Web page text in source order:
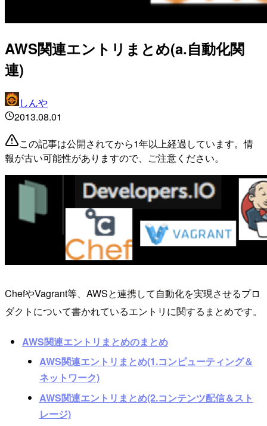
AWS関連エントリまとめ(a.自動化関
連)
しんや
2013.08.01
この記事は公開されてから1年以上経過しています。情
報が古い可能性がありますので、ご注意ください。
ChefやVagrant等、AWSと連携して自動化を実現させるプロ
ダクトについて書かれているエントリに関するまとめです。
AWS関連エントリまとめのまとめ
AWS関連エントリまとめ(1.コンピューティング＆
ネットワーク)
AWS関連エントリまとめ(2.コンテンツ配信＆スト
レージ)